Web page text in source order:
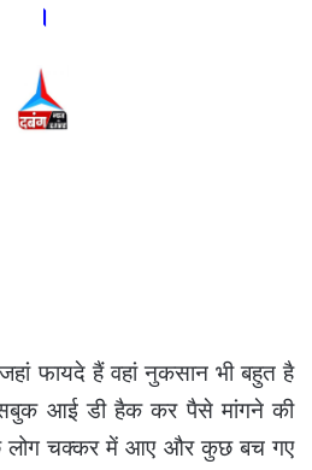
।
फायदे हैं वहां नुकसान भी बहुत है
आई डी हैक कर पैसे मांगने की
लोग चक्कर में आए और कुछ बच गए